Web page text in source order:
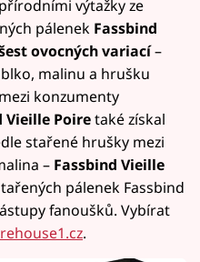
výtažky ze
pálenek Fassbind
ovocných variací–
malinu a hrušku
konzumenty
Vieille Poiretaké získal
stařené hrušky mezi
– Fassbind Vieille
pálenek Fassbind
fanoušků. Vybírat
.